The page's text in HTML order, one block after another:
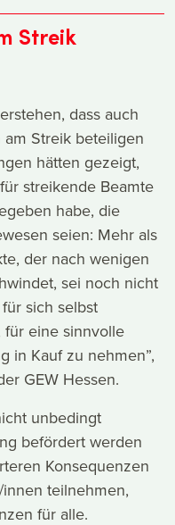
Streik
dass auch
Streik beteiligen
hätten gezeigt,
streikende Beamte
habe, die
seien: Mehr als
der nach wenigen
sei noch nicht
sich selbst
für eine sinnvolle
in Kauf zu nehmen”,
GEW Hessen.
unbedingt
befördert werden
Konsequenzen
teilnehmen,
für alle.